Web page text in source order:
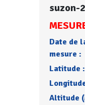
suzon-
Date de
mesure :
Latitude :
Altitude